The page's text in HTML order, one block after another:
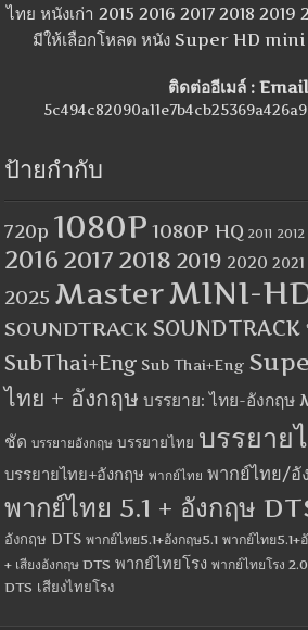
ไทย หนังเก่า 2015 2016 2017 2018
มีให้เลือกโหลด หนัง Super HD
ติดต่ออีเมล์ :
ป้ายกำกับ
720p 1080P 1080P HQ 2011 2012
2016 2017 2018 2019 2020 2021
2025 MasterMINI-
SOUNDTRACK SOUNDTRACK
SubThai+Eng Sub Thai+Eng
ไทย + อังกฤษ บรรยาย: ไทย-อังกฤษ
ชัด บรรยายอังกฤษ บรรยายไทย บรรยาย
บรรยายไทย+อังกฤษ พากย์ไทย พากย์ไทย/อั
พากย์ไทย 5.1 + อังกฤษ
อังกฤษ DTS พากย์ไทย5.1+อังกฤษ5.1 พากย์ไทย5.1+
+ เสียงอังกฤษ DTS พากย์ไทยโรง พากย์ไทยโรง
DTS เสียงไทยโรง